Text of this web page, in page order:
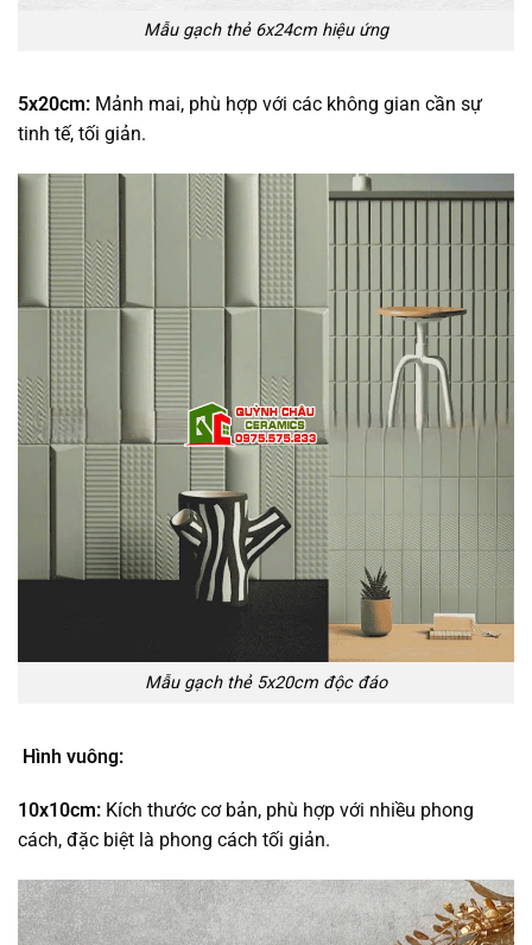
Mẫu gạch thẻ 6x24cm hiệu ứng
5x20cm: Mảnh mai, phù hợp với các không gian cần sự
tinh tế, tối giản.
Mẫu gạch thẻ 5x20cm độc đáo
Hình vuông:
10x10cm: Kích thước cơ bản, phù hợp với nhiều phong
cách, đặc biệt là phong cách tối giản.